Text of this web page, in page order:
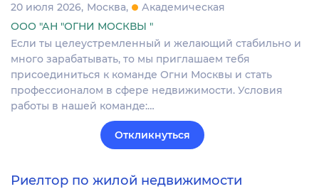
20 июля 2026 Москва
Академическая
ООО "АН "ОГНИ МОСКВЫ "
Если ты целеустремленный и желающий стабильно и
много зарабатывать, то мы приглашаем тебя
пpисоединиться к команде Огни Москвы и стать
профессионалом в сфере недвижимости. Условия
работы в нашей команде:…
Откликнуться
Риелтор по жилой недвижимости